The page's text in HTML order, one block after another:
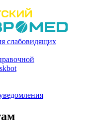
слабовидящих